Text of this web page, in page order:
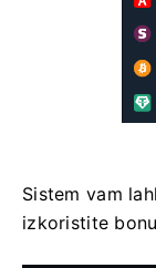
Sistem vam
izkoristite